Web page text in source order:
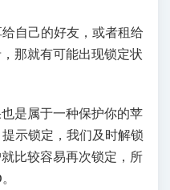
自己的好友，或者租给
那就有可能出现锁定状
是属于一种保护你的苹
示锁定，我们及时解锁
比较容易再次锁定，所